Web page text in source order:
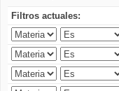
Filtros actuales: